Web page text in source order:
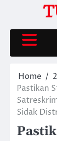
content
Home
Pastikan
Sidak